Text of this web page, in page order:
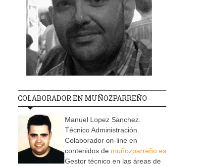
COLABORADOR EN MUÑOZPARREÑO
Manuel Lopez Sanchez.
Técnico Administración.
Colaborador on-line en
contenidos de muñozparreño.es
Gestor técnico en las áreas de